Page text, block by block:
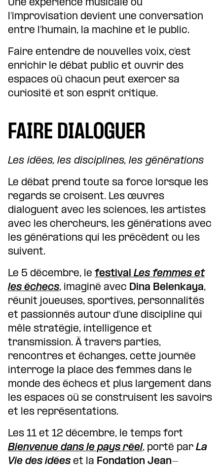
Une expérience musicale où
l’improvisation devient une conversation
entre l’humain, la machine et le public.
Faire entendre de nouvelles voix, c’est
enrichir le débat public et ouvrir des
espaces où chacun peut exercer sa
curiosité et son esprit critique.
FAIRE DIALOGUER
Les idées, les disciplines, les générations
Le débat prend toute sa force lorsque les
regards se croisent. Les œuvres
dialoguent avec les sciences, les artistes
avec les chercheurs, les générations avec
les générations qui les précèdent ou les
suivent.
Le 5 décembre, le festival Les femmes et
les échecs, imaginé avec Dina Belenkaya,
réunit joueuses, sportives, personnalités
et passionnés autour d’une discipline qui
mêle stratégie, intelligence et
transmission. À travers parties,
rencontres et échanges, cette journée
interroge la place des femmes dans le
monde des échecs et plus largement dans
les espaces où se construisent les savoirs
et les représentations.
Les 11 et 12 décembre, le temps fort
Bienvenue dans le pays réel, porté par La
Vie des idées et la Fondation Jean-